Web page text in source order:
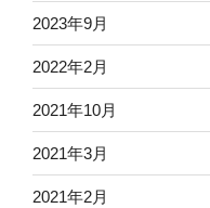
2023年9月
2022年2月
2021年10月
2021年3月
2021年2月